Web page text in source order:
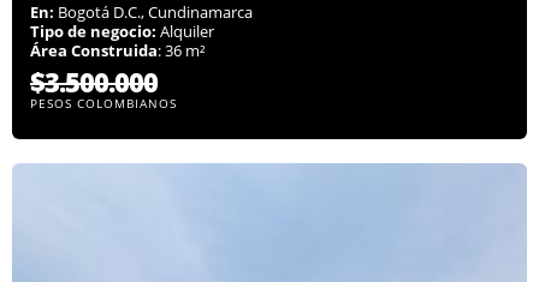
En: Bogotá D.C., Cundinamarca
Tipo de negocio: Alquiler
Área Construida: 36 m²
$3.500.000
PESOS COLOMBIANOS